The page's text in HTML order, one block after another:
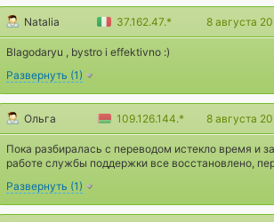
Natalia 37.162.47.* 8 августа
Blagodaryu , bystro i effektivno :)
Развернуть (1)
Ольга 109.126.144.* 8 августа
Пока разбиралась с переводом истекло время и
работе службы поддержки все восстановлено,
Развернуть (1)